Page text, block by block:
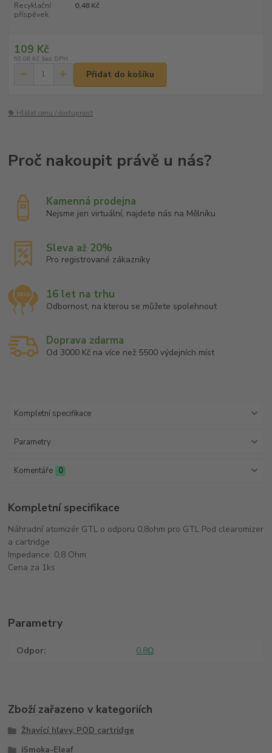
Recyklační
příspěvek
0,48 Kč
109 Kč
90,08 Kč bez DPH
Přidat do košíku
🐕 Hlídat cenu / dostupnost
Kamenná prodejna
Nejsme jen virtuální, najdete nás na Mělníku
Sleva až 20%
Pro registrované zákazníky
16 let na trhu
Odbornost, na kterou se můžete spolehnout
Doprava zdarma
Od 3000 Kč na více než 5500 výdejních míst
Kompletní specifikace
Parametry
Komentáře 0
Kompletní specifikace
Náhradní atomizér GTL o odporu 0,8ohm pro GTL Pod clearomizer
a cartridge
Impedance: 0,8 Ohm
Cena za 1ks
Parametry
Odpor 0.8Ω
Zboží zařazeno v kategoriích
Žhavící hlavy, POD cartridge
iSmoka-Eleaf